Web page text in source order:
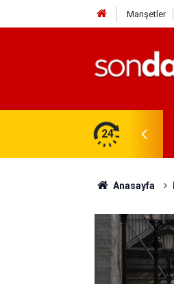
Manşetler
24
Anasayfa